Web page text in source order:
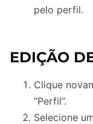
pelo perfil.
EDIÇÃO
Clique
“Perfil”.
Selecione